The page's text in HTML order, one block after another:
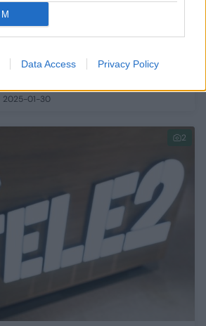
Data Access Privacy Policy
Lietuvoje uždirbo per
2025-01-30
2